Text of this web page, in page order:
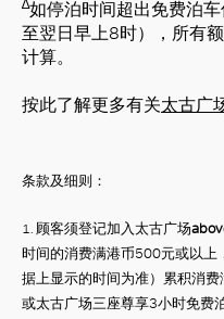
∆如停泊时间超出免费泊
至翌日早上8时），所有
计算。
按此了解更多有关太古广
条款及细则：
1. 顾客须登记加入太古广场
时间的消费满港币500元或以上
据上显示的时间为准）累积消费
或太古广场三座尊享3小时免费